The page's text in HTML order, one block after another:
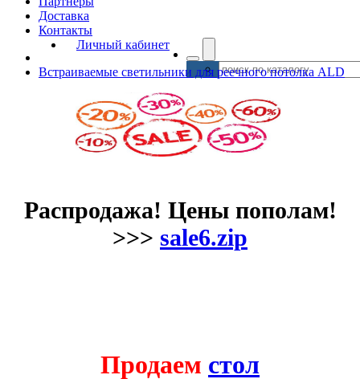
Доставка
Контакты
Личный кабинет
Встраиваемые светильники для реечного потолка ALD
Распродажа! Цены пополам!
>>> sale6.zip
Продаем стол